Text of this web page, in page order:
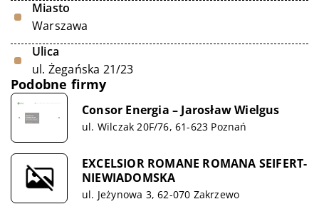
Miasto
Warszawa
Ulica
ul. Żegańska 21/23
Podobne firmy
Consor Energia – Jarosław Wielgus
ul. Wilczak 20F/76, 61-623 Poznań
EXCELSIOR ROMANE ROMANA SEIFERT-
NIEWIADOMSKA
ul. Jeżynowa 3, 62-070 Zakrzewo